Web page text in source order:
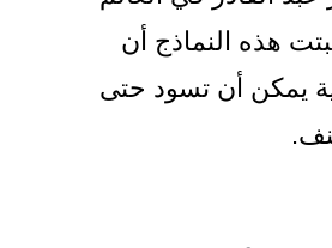
النماذج أن
أن تسود حتى